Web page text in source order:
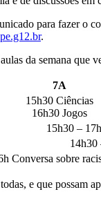
para fazer o
.
da semana que
7A
15h30 Ciências
16h30 Jogos
15h30 –
14h30
Conversa sobre
e que possam